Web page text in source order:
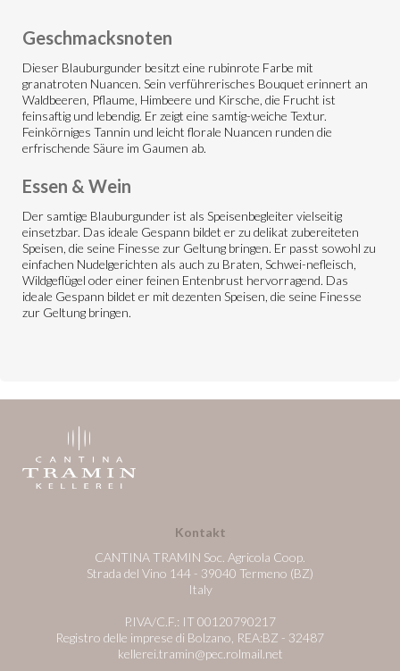
Geschmacksnoten
Dieser Blauburgunder besitzt eine rubinrote Farbe mit
granatroten Nuancen. Sein verführerisches Bouquet erinnert an
Waldbeeren, Pflaume, Himbeere und Kirsche, die Frucht ist
feinsaftig und lebendig. Er zeigt eine samtig-weiche Textur.
Feinkörniges Tannin und leicht florale Nuancen runden die
erfrischende Säure im Gaumen ab.
Essen & Wein
Der samtige Blauburgunder ist als Speisenbegleiter vielseitig
einsetzbar. Das ideale Gespann bildet er zu delikat zubereiteten
Speisen, die seine Finesse zur Geltung bringen. Er passt sowohl zu
einfachen Nudelgerichten als auch zu Braten, Schwei-nefleisch,
Wildgeflügel oder einer feinen Entenbrust hervorragend. Das
ideale Gespann bildet er mit dezenten Speisen, die seine Finesse
zur Geltung bringen.
Kontakt
CANTINA TRAMIN Soc. Agricola Coop.
Strada del Vino 144 - 39040 Termeno (BZ)
Italy
P.IVA/C.F.: IT 00120790217
Registro delle imprese di Bolzano, REA:BZ - 32487
kellerei.tramin@pec.rolmail.net